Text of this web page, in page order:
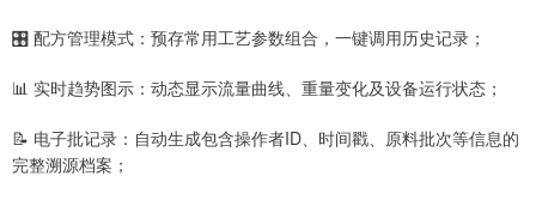
🎛️ 配方管理模式：预存常用工艺参数组合，一键调用历史记录；
📊 实时趋势图示：动态显示流量曲线、重量变化及设备运行状态；
📝 电子批记录：自动生成包含操作者ID、时间戳、原料批次等信息的
完整溯源档案；